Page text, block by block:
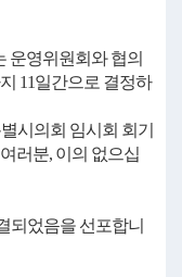
운영위원회와 협의
11일간으로 결정하
시의회 임시회 회기
러분, 이의 없으십
되었음을 선포합니